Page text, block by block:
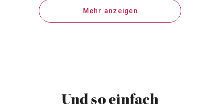
Mehr anzeigen
Und so einfach